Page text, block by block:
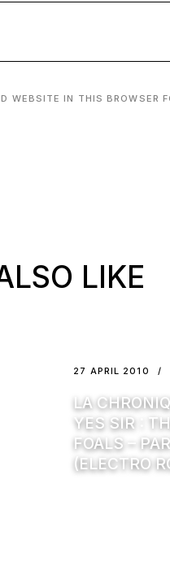
WEBSITE IN THIS BROWSER
LIKE
27 APRIL 2010
LA
YES SIR :
FOALS –
(ELECTRO